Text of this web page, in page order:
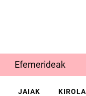
Efemerideak
JAIAK KIROLA